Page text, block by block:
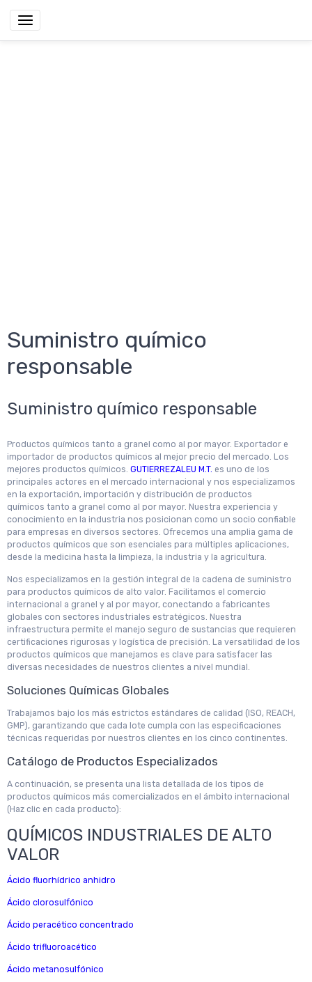
Suministro químico
responsable
Suministro químico responsable
Productos químicos tanto a granel como al por mayor. Exportador e
importador de productos químicos al mejor precio del mercado. Los
mejores productos químicos. GUTIERREZALEU M.T. es uno de los
principales actores en el mercado internacional y nos especializamos
en la exportación, importación y distribución de productos
químicos tanto a granel como al por mayor. Nuestra experiencia y
conocimiento en la industria nos posicionan como un socio confiable
para empresas en diversos sectores. Ofrecemos una amplia gama de
productos químicos que son esenciales para múltiples aplicaciones,
desde la medicina hasta la limpieza, la industria y la agricultura.
Nos especializamos en la gestión integral de la cadena de suministro
para productos químicos de alto valor. Facilitamos el comercio
internacional a granel y al por mayor, conectando a fabricantes
globales con sectores industriales estratégicos. Nuestra
infraestructura permite el manejo seguro de sustancias que requieren
certificaciones rigurosas y logística de precisión. La versatilidad de los
productos químicos que manejamos es clave para satisfacer las
diversas necesidades de nuestros clientes a nivel mundial.
Soluciones Químicas Globales
Trabajamos bajo los más estrictos estándares de calidad (ISO, REACH,
GMP), garantizando que cada lote cumpla con las especificaciones
técnicas requeridas por nuestros clientes en los cinco continentes.
Catálogo de Productos Especializados
A continuación, se presenta una lista detallada de los tipos de
productos químicos más comercializados en el ámbito internacional
(Haz clic en cada producto):
QUÍMICOS INDUSTRIALES DE ALTO
VALOR
Ácido fluorhídrico anhidro
Ácido clorosulfónico
Ácido peracético concentrado
Ácido trifluoroacético
Ácido metanosulfónico